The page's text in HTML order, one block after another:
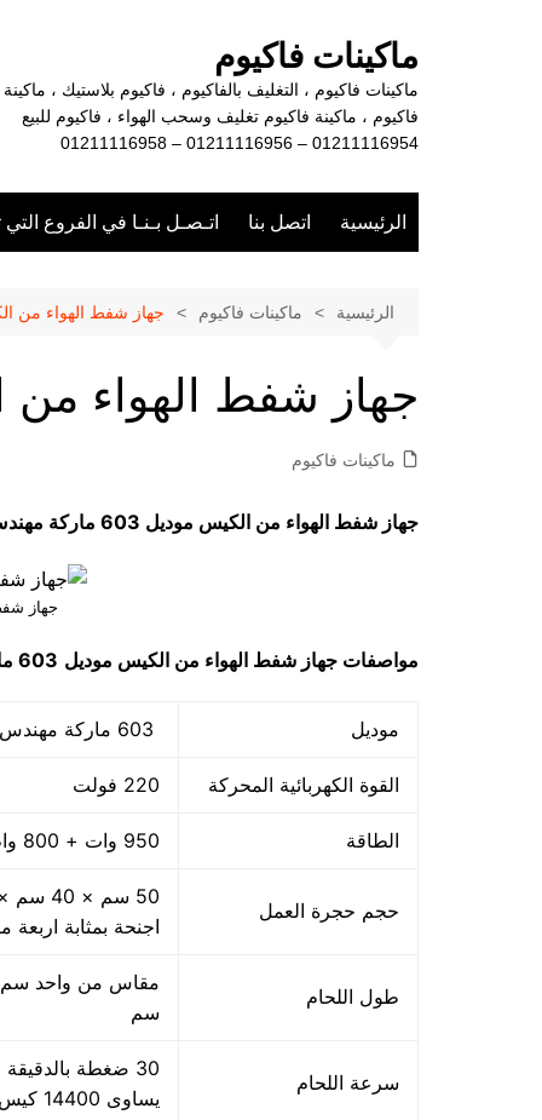
ماكينات فاكيوم
ماكينات فاكيوم ، التغليف بالفاكيوم ، فاكيوم بلاستيك ، ماكينة
فاكيوم ، ماكينة فاكيوم تغليف وسحب الهواء ، فاكيوم للبيع
01211116954 – 01211116956 – 01211116958
الرئيسية اتصل بنا اتـصـل بـنـا في الفروع
الرئيسية ماكينات فاكيوم جهاز شفط الهواء من
جهاز شفط الهواء من
ماكينات فاكيوم
جهاز شفط الهواء من الكيس موديل 603 ماركة مهندس منسي
جهاز
مواصفات جهاز شفط الهواء من الكيس موديل 603 ماركة مهندس منسي
موديل
القوة الكهربائية المحركة 220 فولت
الطاقة 950 وات + 800 واط اللحام
حجم حجرة العمل
اجنحة بمثابة اربعة
طول اللحام
سم
سرعة اللحام
يساوى 14400 كيس بالساعة بمقاس مبدئي